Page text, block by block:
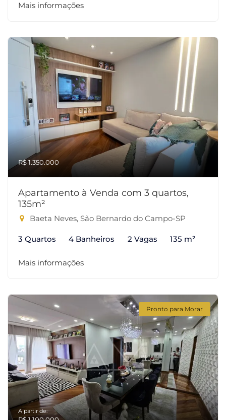
Mais informações
R$ 1.350.000
Apartamento à Venda com 3 quartos,
135m²
Baeta Neves, São Bernardo do Campo-SP
3 Quartos 4 Banheiros 2 Vagas 135 m²
Mais informações
Pronto para Morar
A partir de: